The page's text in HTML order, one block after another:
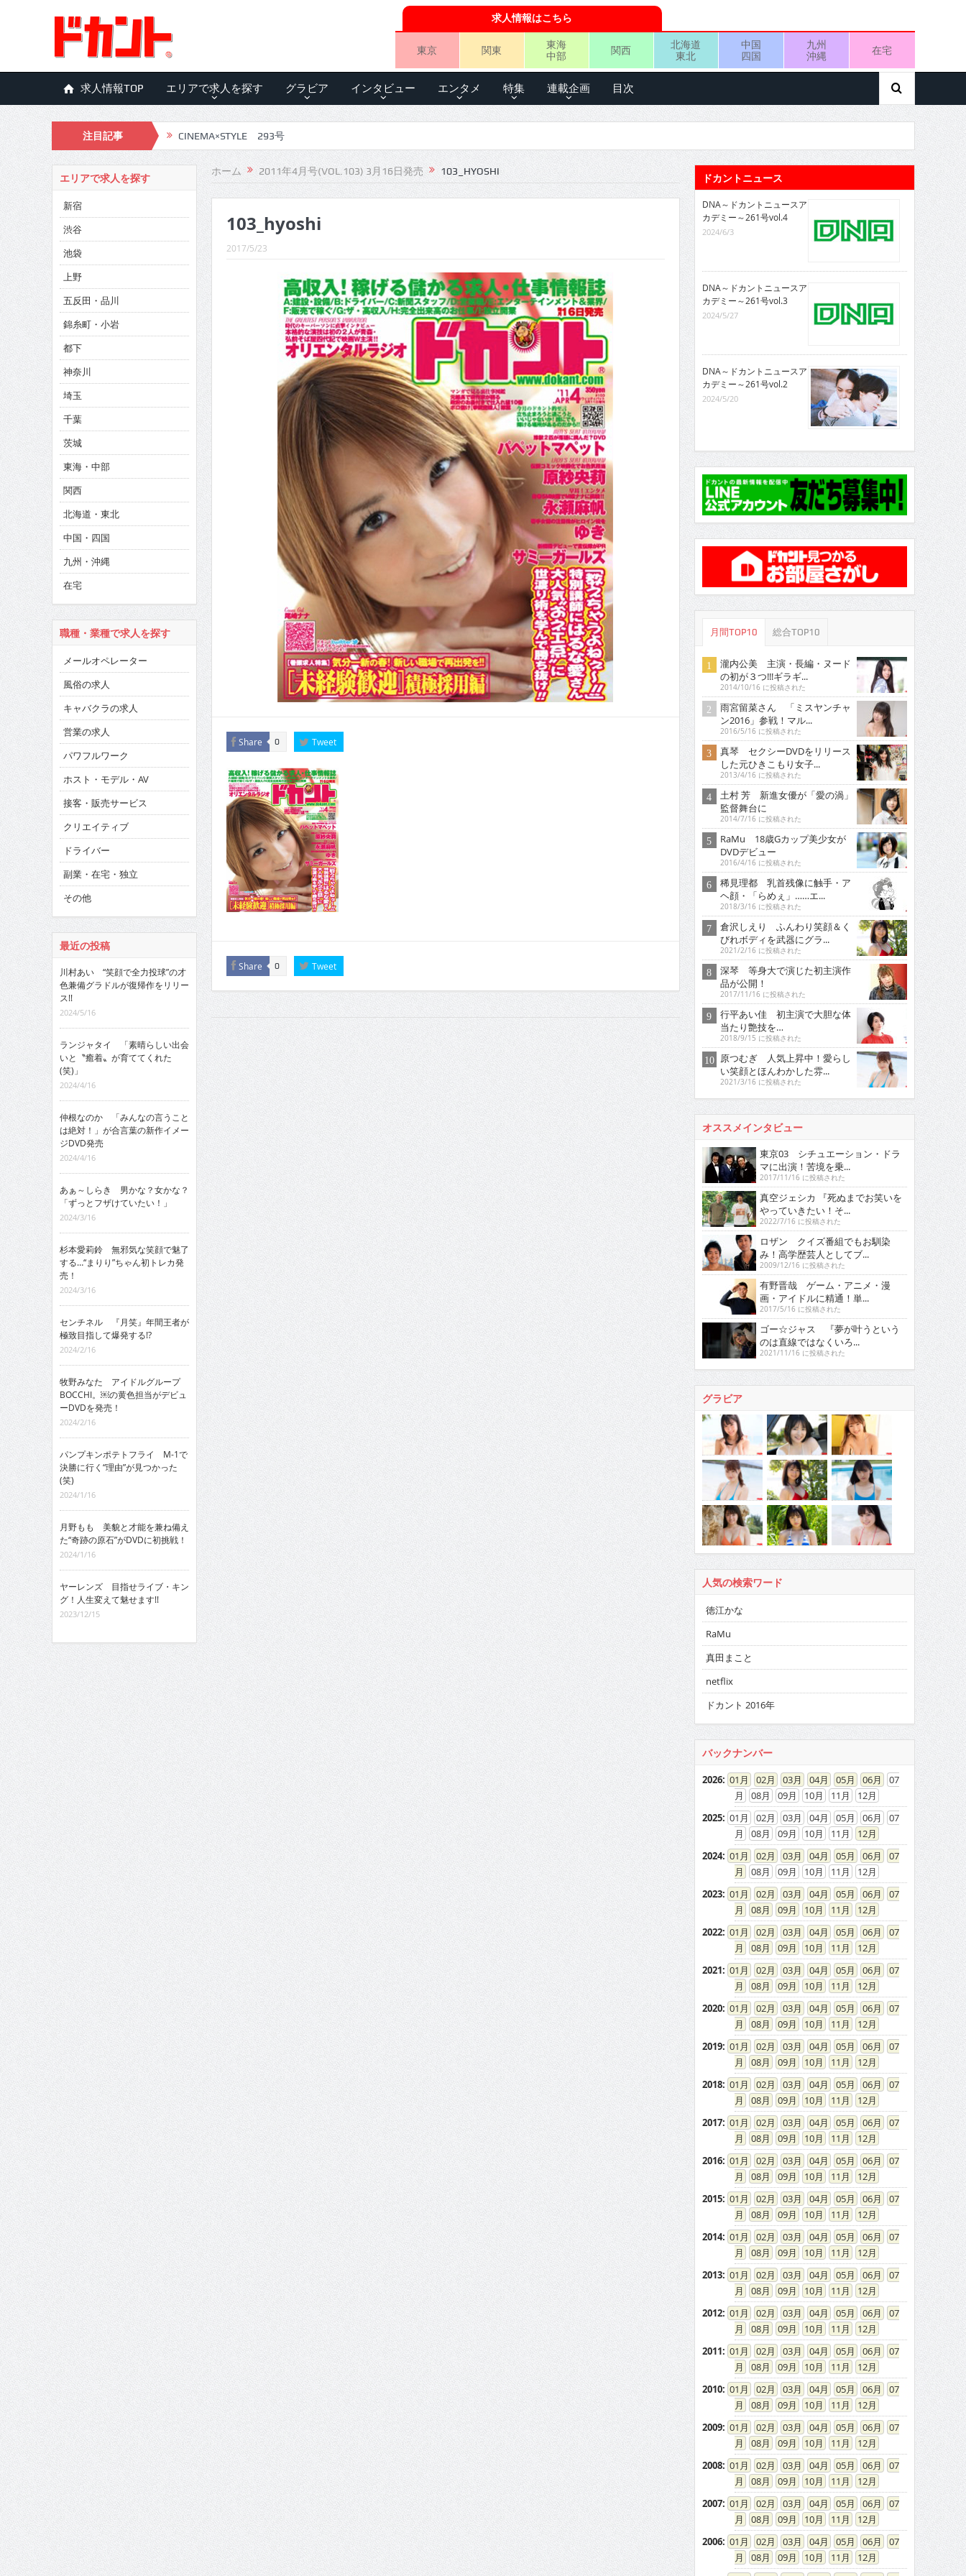
求人情報はこちら
東京 関東
東海
中部
関西
北海道
東北
中国
四国
九州
沖縄
在宅
求人情報TOP エリアで求人を探す グラビア インタビュー エンタメ 特集 連載企画 目次
注目記事 CINEMA×STYLE 293号
CINEMA×STYLE 292号
CINEMA×STYLE 291号
CINEMA×STYLE 290号
CINEMA×STYLE 289号
CINEMA×STYLE 288号
CINEMA×STYLE 287号
CINEMA×STYLE 286号
CINEMA×STYLE 285号
CINEMA×STYLE 294号
ホーム 2011年4月号(VOL.103) 3月16日発売 103_HYOSHI
103_hyoshi
2017/5/23
Share 0 Tweet
Share 0 Tweet
エリアで求人を探す
新宿
渋谷
池袋
上野
五反田・品川
錦糸町・小岩
都下
神奈川
埼玉
千葉
茨城
東海・中部
関西
北海道・東北
中国・四国
九州・沖縄
在宅
職種・業種で求人を探す
メールオペレーター
風俗の求人
キャバクラの求人
営業の求人
パワフルワーク
ホスト・モデル・AV
接客・販売サービス
クリエイティブ
ドライバー
副業・在宅・独立
その他
最近の投稿
川村あい “笑顔で全力投球”の才
色兼備グラドルが復帰作をリリー
ス!!
2024/5/16
ランジャタイ 「素晴らしい出会
いと〝癒着〟が育ててくれた
(笑)」
2024/4/16
仲根なのか 「みんなの言うこと
は絶対！」が合言葉の新作イメー
ジDVD発売
2024/4/16
あぁ～しらき 男かな？女かな？
「ずっとフザけていたい！」
2024/3/16
杉本愛莉鈴 無邪気な笑顔で魅了
する…“まりり”ちゃん初トレカ発
売！
2024/3/16
センチネル 『月笑』年間王者が
極致目指して爆発する!?
2024/2/16
牧野みなた アイドルグループ
BOCCHI。￼の黄色担当がデビュ
ーDVDを発売！
2024/2/16
パンプキンポテトフライ M-1で
決勝に行く“理由”が見つかった
(笑)
2024/1/16
月野もも 美貌と才能を兼ね備え
た“奇跡の原石”がDVDに初挑戦！
2024/1/16
ヤーレンズ 目指せライブ・キン
グ！人生変えて魅せます!!
2023/12/15
ドカントニュース
DNA～ドカントニュースア
カデミー～261号vol.4
2024/6/3
DNA～ドカントニュースア
カデミー～261号vol.3
2024/5/27
DNA～ドカントニュースア
カデミー～261号vol.2
2024/5/20
月間TOP10 総合TOP10
瀧内公美 主演・長編・ヌード
の初が３つ!!!ギラギ...
2014/10/16 に投稿された
雨宮留菜さん 「ミスヤンチャ
ン2016」参戦！マル...
2016/5/16 に投稿された
真琴 セクシーDVDをリリース
した元ひきこもり女子...
2013/4/16 に投稿された
土村 芳 新進女優が「愛の渦」
監督舞台に
2014/7/16 に投稿された
RaMu 18歳Gカップ美少女が
DVDデビュー
2016/4/16 に投稿された
稀見理都 乳首残像に触手・ア
ヘ顔・「らめぇ」……エ...
2018/3/16 に投稿された
倉沢しえり ふんわり笑顔＆く
びれボディを武器にグラ...
2021/2/16 に投稿された
深琴 等身大で演じた初主演作
品が公開！
2017/11/16 に投稿された
行平あい佳 初主演で大胆な体
当たり艶技を…
2018/9/15 に投稿された
原つむぎ 人気上昇中！愛らし
い笑顔とほんわかした雰...
2021/3/16 に投稿された
オススメインタビュー
東京03 シチュエーション・ドラ
マに出演！苦境を乗...
2017/11/16 に投稿された
真空ジェシカ 『死ぬまでお笑いを
やっていきたい！そ...
2022/7/16 に投稿された
ロザン クイズ番組でもお馴染
み！高学歴芸人としてブ...
2009/12/16 に投稿された
有野晋哉 ゲーム・アニメ・漫
画・アイドルに精通！単...
2017/5/16 に投稿された
ゴー☆ジャス 『夢が叶うという
のは直線ではなくいろ...
2021/11/16 に投稿された
グラビア
人気の検索ワード
徳江かな
RaMu
真田まこと
netflix
ドカント 2016年
バックナンバー
2026: 01 02 03 04 05 06
07
08
09 10 11
12
2025: 01 02 03 04 05 06
07
08
09 10 11
12
2024: 01 02 03 04 05 06
07
08
09 10 11
12
2023: 01 02 03 04 05 06
07
08
09 10 11
12
2022: 01 02 03 04 05 06
07
08
09 10 11
12
2021: 01 02 03 04 05 06
07
08
09 10 11
12
2020: 01 02 03 04 05 06
07
08
09 10 11
12
2019: 01 02 03 04 05 06
07
08
09 10 11
12
2018: 01 02 03 04 05 06
07
08
09 10 11
12
2017: 01 02 03 04 05 06
07
08
09 10 11
12
2016: 01 02 03 04 05 06
07
08
09 10 11
12
2015: 01 02 03 04 05 06
07
08
09 10 11
12
2014: 01 02 03 04 05 06
07
08
09 10 11
12
2013: 01 02 03 04 05 06
07
08
09 10 11
12
2012: 01 02 03 04 05 06
07
08
09 10 11
12
2011: 01 02 03 04 05 06
07
08
09 10 11
12
2010: 01 02 03 04 05 06
07
08
09 10 11
12
2009: 01 02 03 04 05 06
07
08
09 10 11
12
2008: 01 02 03 04 05 06
07
08
09 10 11
12
2007: 01 02 03 04 05 06
07
08
09 10 11
12
2006: 01 02 03 04 05 06
07
08
09 10 11
12